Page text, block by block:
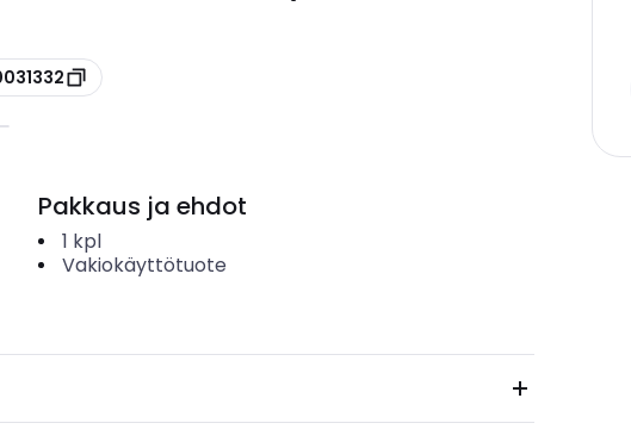
Pakkaus ja ehdot
1 kpl
Vakiokäyttötuote